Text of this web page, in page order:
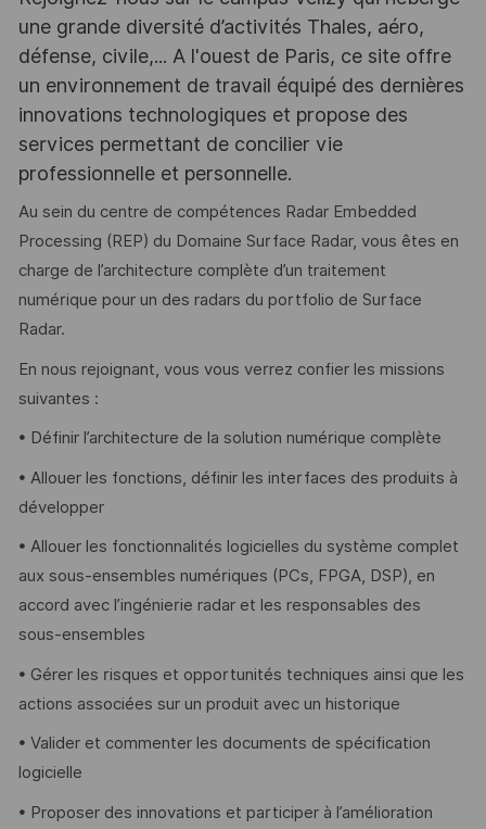
une grande diversité d’activités Thales, aéro,
défense, civile,... A l'ouest de Paris, ce site offre
un environnement de travail équipé des dernières
innovations technologiques et propose des
services permettant de concilier vie
professionnelle et personnelle.
Au sein du centre de compétences Radar Embedded
Processing (REP) du Domaine Surface Radar, vous êtes en
charge de l’architecture complète d’un traitement
numérique pour un des radars du portfolio de Surface
Radar.
En nous rejoignant, vous vous verrez confier les missions
suivantes :
• Définir l’architecture de la solution numérique complète
• Allouer les fonctions, définir les interfaces des produits à
développer
• Allouer les fonctionnalités logicielles du système complet
aux sous-ensembles numériques (PCs, FPGA, DSP), en
accord avec l’ingénierie radar et les responsables des
sous-ensembles
• Gérer les risques et opportunités techniques ainsi que les
actions associées sur un produit avec un historique
• Valider et commenter les documents de spécification
logicielle
• Proposer des innovations et participer à l’amélioration